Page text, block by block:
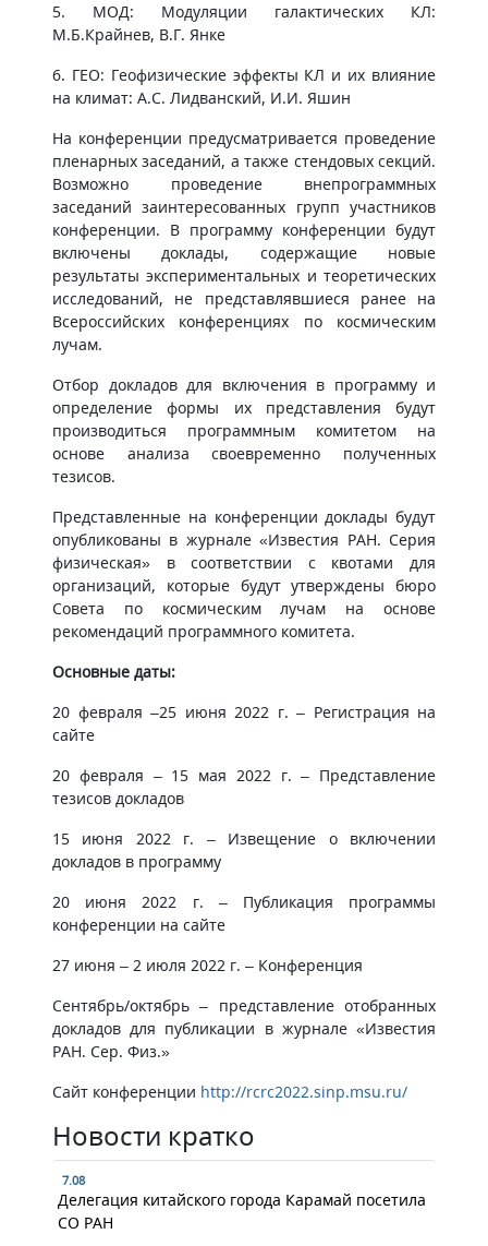
5. МОД: Модуляции галактических КЛ:
М.Б.Крайнев, В.Г. Янке
6. ГЕО: Геофизические эффекты КЛ и их влияние
на климат: А.С. Лидванский, И.И. Яшин
На конференции предусматривается проведение
пленарных заседаний, а также стендовых секций.
Возможно проведение внепрограммных
заседаний заинтересованных групп участников
конференции. В программу конференции будут
включены доклады, содержащие новые
результаты экспериментальных и теоретических
исследований, не представлявшиеся ранее на
Всероссийских конференциях по космическим
лучам.
Отбор докладов для включения в программу и
определение формы их представления будут
производиться программным комитетом на
основе анализа своевременно полученных
тезисов.
Представленные на конференции доклады будут
опубликованы в журнале «Известия РАН. Серия
физическая» в соответствии с квотами для
организаций, которые будут утверждены бюро
Совета по космическим лучам на основе
рекомендаций программного комитета.
Основные даты:
20 февраля –25 июня 2022 г. – Регистрация на
сайте
20 февраля – 15 мая 2022 г. – Представление
тезисов докладов
15 июня 2022 г. – Извещение о включении
докладов в программу
20 июня 2022 г. – Публикация программы
конференции на сайте
27 июня – 2 июля 2022 г. – Конференция
Сентябрь/октябрь – представление отобранных
докладов для публикации в журнале «Известия
РАН. Сер. Физ.»
Сайт конференции http://rcrc2022.sinp.msu.ru/
Новости кратко
7.08
Делегация китайского города Карамай посетила
СО РАН